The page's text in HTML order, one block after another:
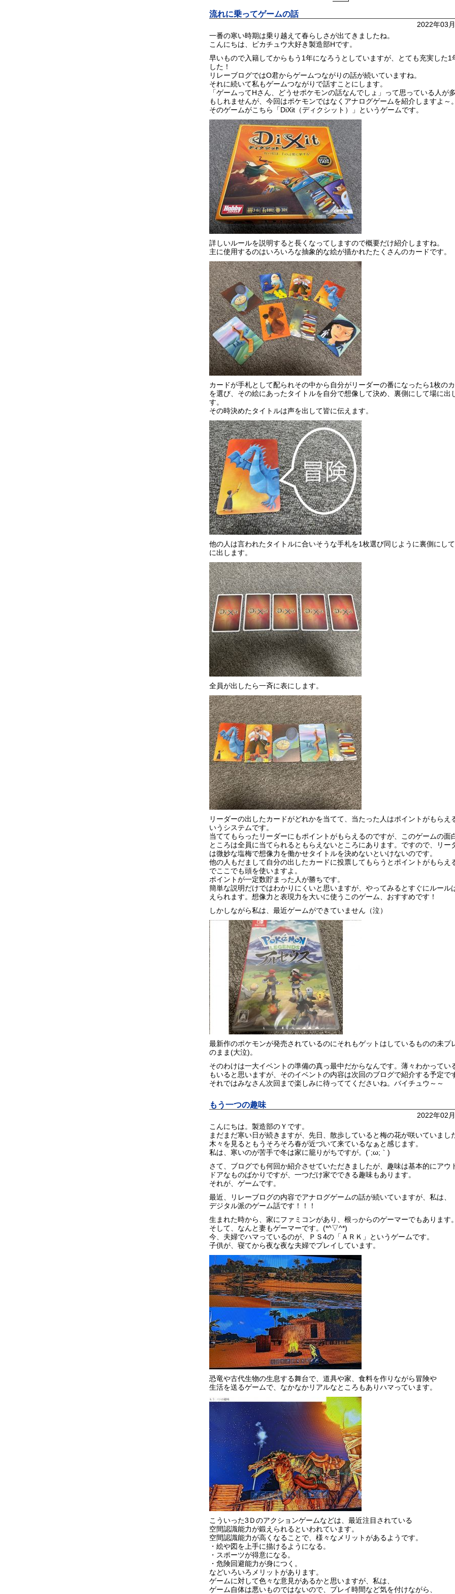
流れに乗ってゲームの話
2022年03
一番の寒い時期は乗り越えて春らしさが出てきましたね。
こんにちは、ピカチュウ大好き製造部Hです。
早いもので入籍してからもう1年になろうとしていますが、とても充実した1
した！
リレーブログではO君からゲームつながりの話が続いていますね。
それに続いて私もゲームつながりで話すことにします。
「ゲームってHさん、どうせポケモンの話なんでしょ」って思っている人が
もしれませんが、今回はポケモンではなくアナログゲームを紹介しますよ～
そのゲームがこちら「DiXit（ディクシット）」というゲームです。
詳しいルールを説明すると長くなってしますので概要だけ紹介しますね。
主に使用するのはいろいろな抽象的な絵が描かれたたくさんのカードです。
カードが手札として配られその中から自分がリーダーの番になったら1枚の
を選び、その絵にあったタイトルを自分で想像して決め、裏側にして場に出
す。
その時決めたタイトルは声を出して皆に伝えます。
他の人は言われたタイトルに合いそうな手札を1枚選び同じように裏側にし
に出します。
全員が出したら一斉に表にします。
リーダーの出したカードがどれかを当てて、当たった人はポイントがもらえ
いうシステムです。
当ててもらったリーダーにもポイントがもらえるのですが、このゲームの面
ところは全員に当てられるともらえないところにあります。ですので、リー
は微妙な塩梅で想像力を働かせタイトルを決めないといけないのです。
他の人もだまして自分の出したカードに投票してもらうとポイントがもらえ
でここでも頭を使いますよ。
ポイントが一定数貯まった人が勝ちです。
簡単な説明だけではわかりにくいと思いますが、やってみるとすぐにルール
えられます。想像力と表現力を大いに使うこのゲーム、おすすめです！
しかしながら私は、最近ゲームができていません（泣）
最新作のポケモンが発売されているのにそれもゲットはしているものの未プ
のまま(大泣)。
そのわけは一大イベントの準備の真っ最中だからなんです。薄々わかってい
もいると思いますが、そのイベントの内容は次回のブログで紹介する予定で
それではみなさん次回まで楽しみに待っててくださいね。バイチュウ～～
もう一つの趣味
2022年02
こんにちは。製造部のＹです。
まだまだ寒い日が続きますが、先日、散歩していると梅の花が咲いていまし
木々を見るともうそろそろ春が近づいて来ているなぁと感じます。
私は、寒いのが苦手で冬は家に籠りがちですが。(´;ω;｀)
さて、ブログでも何回か紹介させていただきましたが、趣味は基本的にアウ
ドアなものばかりですが、一つだけ家でできる趣味もあります。
それが、ゲームです。
最近、リレーブログの内容でアナログゲームの話が続いていますが、私は、
デジタル派のゲーム話です！！！
生まれた時から、家にファミコンがあり、根っからのゲーマーでもあります
そして、なんと妻もゲーマーです。(*^▽^*)
今、夫婦でハマっているのが、ＰＳ4の「ＡＲＫ」というゲームです。
子供が、寝てから夜な夜な夫婦でプレイしています。
恐竜や古代生物の生息する舞台で、道具や家、食料を作りながら冒険や
生活を送るゲームで、なかなかリアルなところもありハマっています。
こういった3Ｄのアクションゲームなどは、最近注目されている
空間認識能力が鍛えられるといわれています。
空間認識能力が高くなることで、様々なメリットがあるようです。
・絵や図を上手に描けるようになる。
・スポーツが得意になる。
・危険回避能力が身につく。
などいろいろメリットがあります。
ゲームに対して色々な意見があるかと思いますが、私は、
ゲーム自体は悪いものではないので、プレイ時間など気を付けながら、